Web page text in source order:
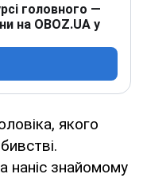
головного —
на OBOZ.UA у
якого
наніс знайомому